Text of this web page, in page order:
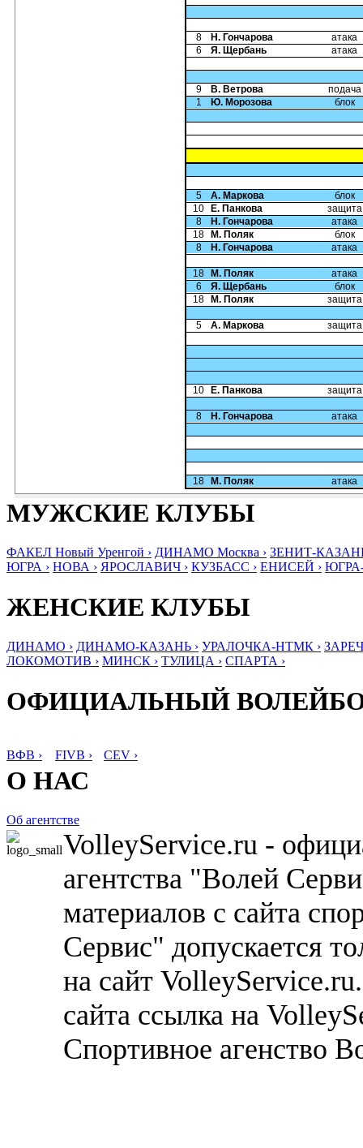
8 Н. Гончарова
атака
6
Я. Щербань атака
9 В. Ветрова
подача
1
Ю. Морозова блок
5 А. Маркова
блок
10
Е. Панкова
защита
8
Н. Гончарова
атака
18
М. Поляк
блок
8
Н. Гончарова атака
18 М. Поляк
атака
6
Я. Щербань
блок
18
М. Поляк защита
5 А. Маркова защита
10 Е. Панкова защита
8 Н. Гончарова атака
18 М. Поляк атака
МУЖСКИЕ КЛУБЫ
ФАКЕЛ Новый Уренгой › ДИНАМО Москва › ЗЕНИТ-
ЮГРА › НОВА › ЯРОСЛАВИЧ › КУЗБАСС › ЕНИСЕЙ ›
ЖЕНСКИЕ КЛУБЫ
ДИНАМО › ДИНАМО-КАЗАНЬ › УРАЛОЧКА-НТМК ›
ЛОКОМОТИВ › МИНСК › ТУЛИЦА › СПАРТА ›
ОФИЦИАЛЬНЫЙ
ВФВ › FIVB › CEV ›
О НАС
Об агентстве
VolleyService.ru -
агентства "Волей
материалов с сайта
Сервис" допускается
на сайт
сайта ссылка на
Спортивное агенство